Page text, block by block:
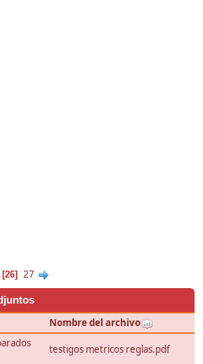
26 27
Nombre del archivo
testigos metricos reglas.pdf